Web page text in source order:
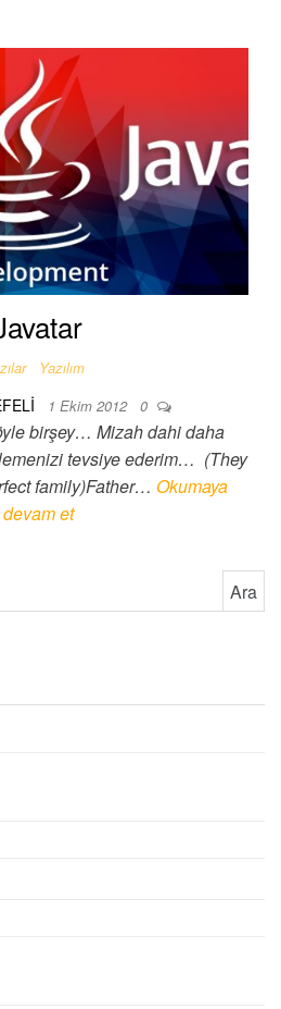
Yazılım
1 Ekim 2012 0
birşey… Mizah dahi daha
tevsiye ederim… (They
family)Father… Okumaya
devam et